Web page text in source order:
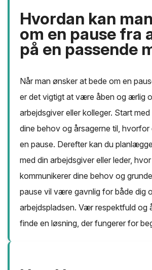
Hvordan kan
om en pause fra
på en passende
Når man ønsker at bede om en
er det vigtigt at være åben og ærlig
arbejdsgiver eller kolleger. Start
dine behov og årsagerne til, hvorfor
en pause. Derefter kan du
med din arbejdsgiver eller leder,
kommunikerer dine behov og
pause vil være gavnlig for både dig
arbejdspladsen. Vær respektfuld og
finde en løsning, der fungerer for